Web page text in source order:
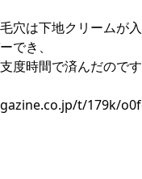
穴は下地クリームが
でき、
度時間で済んだので
t/179k/